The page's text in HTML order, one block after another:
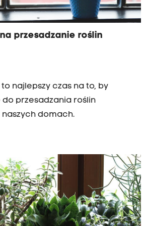
na przesadzanie roślin
najlepszy czas na to, by
przesadzania roślin
domach.